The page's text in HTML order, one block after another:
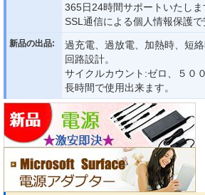
365日24時間サポートいたしま
SSL通信による個人情報保護で
新品の出品:
過充電、過放電、加熱時、短
回路設計。
サイクルカウント:ゼロ、５０
長時間で使用出来ます。